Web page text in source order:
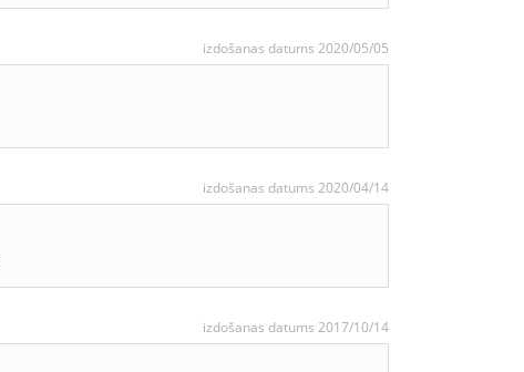
izdošanas datums 2020/05/05
izdošanas datums 2020/04/14
izdošanas datums 2017/10/14